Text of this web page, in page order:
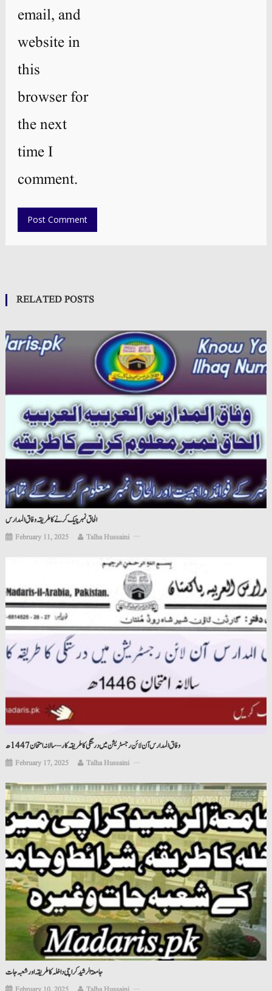
email, and
website in
this
browser for
the next
time I
comment.
RELATED POSTS
الحاق نمبر چیک کرنے کا طریقہ وفاق المدارس
February 11, 2025 Talha Hussaini
وفاق المدارس آن لائن رجسٹریشن میں درستگی کا طریقہ کار – سالانہ امتحان 1447ھ
February 17, 2025 Talha Hussaini
جامعۃ الرشید کراچی داخلہ کا طریقہ اور شعبہ جات